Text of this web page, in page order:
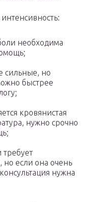
необходима
сильные, но
быстрее
кровянистая
нужно срочно
но если она очень
нужна